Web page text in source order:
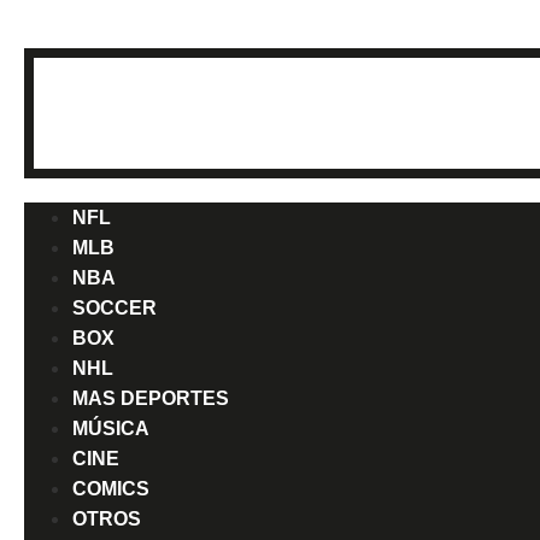
NFL
MLB
NBA
SOCCER
BOX
NHL
MAS DEPORTES
MÚSICA
CINE
COMICS
OTROS